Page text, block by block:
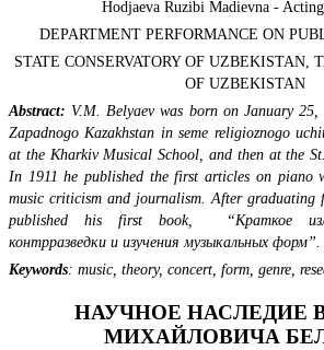
Hodjaeva Ruzibi Madievna - Acting
DEPARTMENT PERFORMANCE ON
STATE CONSERVATORY OF UZBEKISTAN,
OF UZBEKISTAN
Abstract: V.M. Belyaev was born on January
Zapadnogo Kazakhstan in seme religioznogo
at the Kharkiv Musical School, and then at the
In 1911 he published the first articles on piano
music criticism and journalism. After graduating
published his first book, “Краткое
контрразведки и изучения музыкальных форм”.
Keywords: music, theory, concert, form, genre,
НАУЧНОЕ НАСЛЕДИЕ
МИХАЙЛОВИЧА